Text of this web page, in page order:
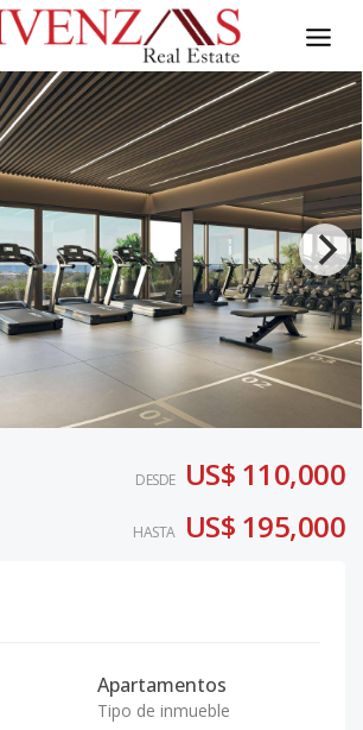
DESDE US$ 110,000
HASTA US$ 195,000
Apartamentos
Tipo de inmueble